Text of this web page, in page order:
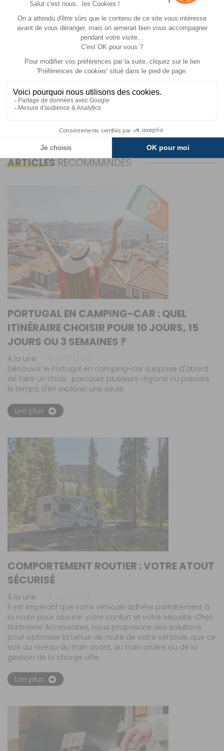
Que vous soyez un aventurier en quête de
liberté ou simplement soucieux de réduire
votre impact environnemental, les
panneaux solaires sont un investissement
rentable pour profiter pleinement de vos
escapades
ARTICLESRECOMMANDÉS
PORTUGAL EN CAMPING-CAR : QUEL
ITINÉRAIRE CHOISIR POUR 10 JOURS, 15
JOURS OU 3 SEMAINES ?
À la une
Découvrir le Portugal en camping-car suppose d'abord
de faire un choix : parcourir plusieurs régions ou prendre
le temps d'en explorer une seule.
Lire plus
COMPORTEMENT ROUTIER : VOTRE ATOUT
SÉCURISÉ
À la une
Il est impératif que votre véhicule adhère parfaitement à
la route pour assurer votre confort et votre sécurité. Chez
Narbonne Accessoires, nous proposons des solutions
pour optimiser la tenue de route de votre véhicule, que ce
soit au niveau du train avant, du train arrière ou de la
gestion de la charge utile.
Lire plus